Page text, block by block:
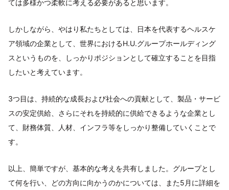
ては多様かつ柔軟に考える必要があると思います。
しかしながら、やはり私たちとしては、日本を代表するヘルスケ
ア領域の企業として、世界におけるH.U.グループホールディング
スというものを、しっかりポジションとして確立することを目指
したいと考えています。
3つ目は、持続的な成長および社会への貢献として、製品・サービ
スの安定供給、さらにそれを持続的に供給できるような企業とし
て、財務体質、人材、インフラ等をしっかり整備していくことで
す。
以上、簡単ですが、基本的な考えを共有しました。グループとし
て何を行い、どの方向に向かうのかについては、また5月に詳細を